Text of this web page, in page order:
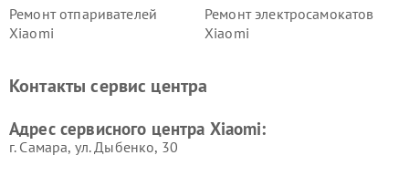
Ремонт отпаривателей
Xiaomi
Ремонт электросамокатов
Xiaomi
Ремонт стиральных машин
Ремонт смарт-часов Xiaomi
Контакты сервис центра
Адрес сервисного центра Xiaomi:
г. Самара, ул. Дыбенко, 30